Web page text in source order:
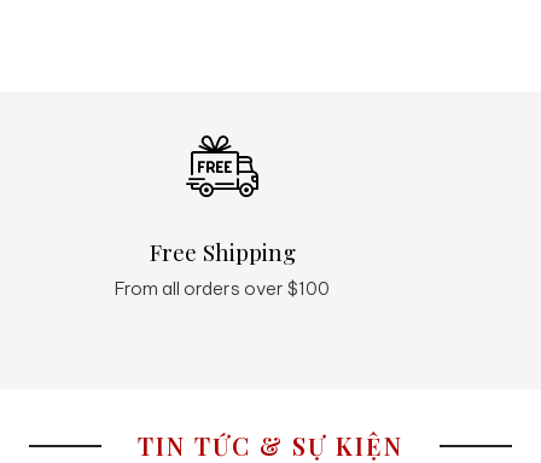
Free Shipping
From all orders over $100
TIN TỨC & SỰ KIỆN